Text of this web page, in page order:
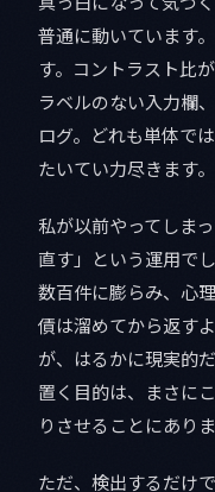
普通に動いています
す。コントラスト比
ラベルのない入力欄
ログ。どれも単体で
たいてい力尽きます。
私が以前やってしま
直す」という運用で
数百件に膨らみ、心
債は溜めてから返す
が、はるかに現実的
置く目的は、まさに
りさせることにありま
ただ、検出するだけ